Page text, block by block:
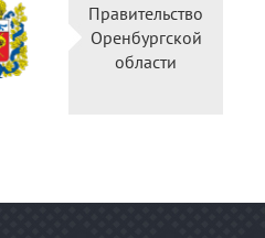
Правительство
Оренбургской
области